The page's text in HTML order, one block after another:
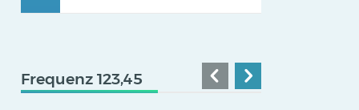
Frequenz 123,45